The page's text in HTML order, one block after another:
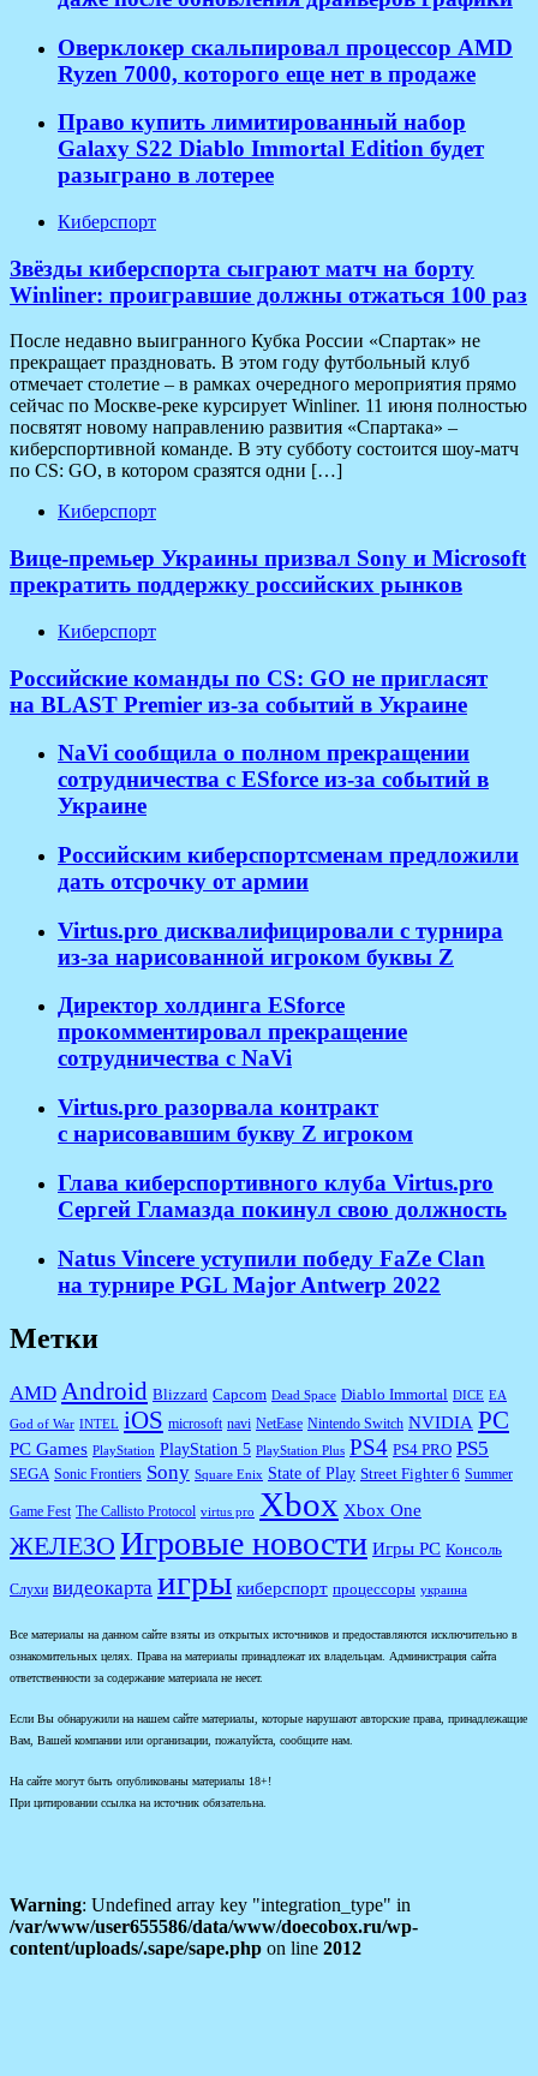
Оверклокер скальпировал процессор AMD
Ryzen 7000, которого еще нет в продаже
Право купить лимитированный набор
Galaxy S22 Diablo Immortal Edition будет
разыграно в лотерее
Киберспорт
Звёзды киберспорта сыграют матч на борту
Winliner: проигравшие должны отжаться 100 раз
После недавно выигранного Кубка России «Спартак» не
прекращает праздновать. В этом году футбольный клуб
отмечает столетие – в рамках очередного мероприятия прямо
сейчас по Москве-реке курсирует Winliner. 11 июня полностью
посвятят новому направлению развития «Спартака» –
киберспортивной команде. В эту субботу состоится шоу-матч
по CS: GO, в котором сразятся одни […]
Киберспорт
Вице-премьер Украины призвал Sony и Microsoft
прекратить поддержку российских рынков
Киберспорт
Российские команды по CS: GO не пригласят
на BLAST Premier из-за событий в Украине
NaVi сообщила о полном прекращении
сотрудничества с ESforce из-за событий в
Украине
Российским киберспортсменам предложили
дать отсрочку от армии
Virtus.pro дисквалифицировали с турнира
из-за нарисованной игроком буквы Z
Директор холдинга ESforce
прокомментировал прекращение
сотрудничества с NaVi
​Virtus.pro разорвала контракт
с нарисовавшим букву Z игроком
Глава киберспортивного клуба Virtus.pro
Сергей Гламазда покинул свою должность
Natus Vincere уступили победу FaZe Clan
на турнире PGL Major Antwerp 2022
Метки
AMD Android Blizzard Capcom Dead Space Diablo Immortal DICE EA
God of War INTEL iOS microsoft navi NetEase Nintendo Switch NVIDIA PC
PC Games PlayStation PlayStation 5 PlayStation Plus PS4 PS4 PRO PS5
SEGA Sonic Frontiers Sony Square Enix State of Play Street Fighter 6 Summer
Game Fest The Callisto Protocol virtus pro Xbox Xbox One
ЖЕЛЕЗО Игровые новости Игры PC Консоль
Слухи видеокарта игры киберспорт процессоры украина
Все материалы на данном сайте взяты из открытых источников и предоставляются исключительно в
ознакомительных целях. Права на материалы принадлежат их владельцам. Администрация сайта
ответственности за содержание материала не несет.
Если Вы обнаружили на нашем сайте материалы, которые нарушают авторские права, принадлежащие
Вам, Вашей компании или организации, пожалуйста, сообщите нам.
На сайте могут быть опубликованы материалы 18+!
При цитировании ссылка на источник обязательна.
Warning: Undefined array key "integration_type" in
/var/www/user655586/data/www/doecobox.ru/wp-
content/uploads/.sape/sape.php on line 2012